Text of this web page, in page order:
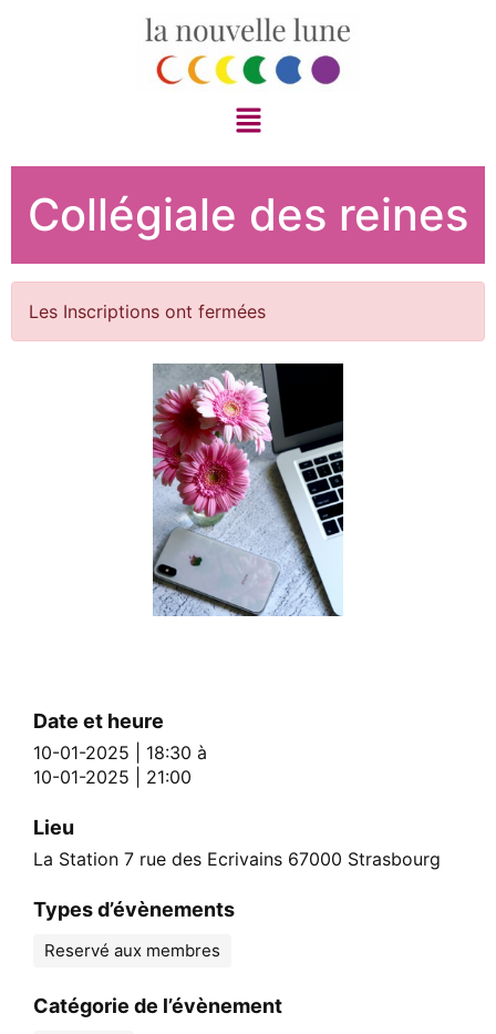
Collégiale des reines
Les Inscriptions ont fermées
Date et heure
10-01-2025 | 18:30 à
10-01-2025 | 21:00
Lieu
La Station 7 rue des Ecrivains 67000 Strasbourg
Types d’évènements
Reservé aux membres
Catégorie de l’évènement